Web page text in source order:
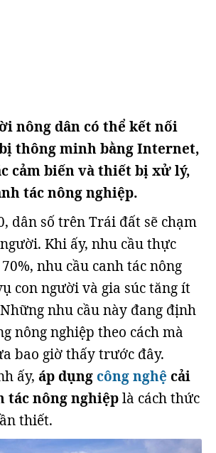
nông dân có thể kết nối
thông minh bằng Internet,
cảm biến và thiết bị xử lý,
tác nông nghiệp.
dân số trên Trái đất sẽ chạm
Khi ấy, nhu cầu thực
nhu cầu canh tác nông
con người và gia súc tăng ít
nhu cầu này đang định
nông nghiệp theo cách mà
bao giờ thấy trước đây.
ấy, áp dụng công nghệ cải
tác nông nghiệplà cách thức
thiết.